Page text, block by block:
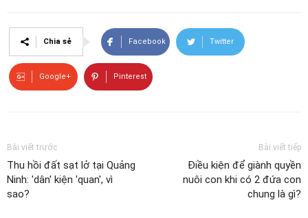
Chia sẻ Facebook Twitter
Google+ Pinterest
Bài viết trước
Thu hồi đất sạt lở tại Quảng
Ninh: 'dân' kiện 'quan', vì
sao?
Bài viết tiếp
Điều kiện để giành quyền
nuôi con khi có 2 đứa con
chung là gì?